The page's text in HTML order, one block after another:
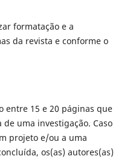
formatação e a
da revista e conforme o
entre 15 e 20 páginas que
uma investigação. Caso
projeto e/ou a uma
os(as) autores(as)